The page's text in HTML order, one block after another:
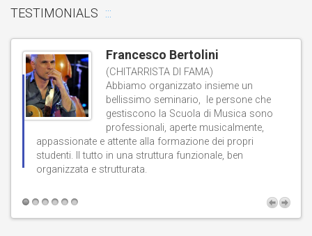
TESTIMONIALS
Francesco Bertolini
(CHITARRISTA DI FAMA)
Abbiamo organizzato insieme un
bellissimo seminario, le persone che
gestiscono la Scuola di Musica sono
professionali, aperte musicalmente,
appassionate e attente alla formazione dei propri
studenti. Il tutto in una struttura funzionale, ben
organizzata e strutturata.